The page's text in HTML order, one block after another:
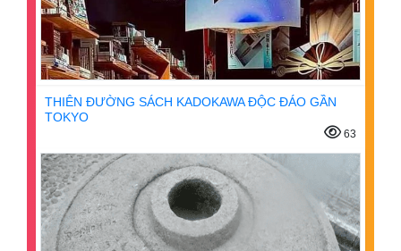
THIÊN ĐƯỜNG SÁCH KADOKAWA ĐỘC ĐÁO GẦN
TOKYO
63